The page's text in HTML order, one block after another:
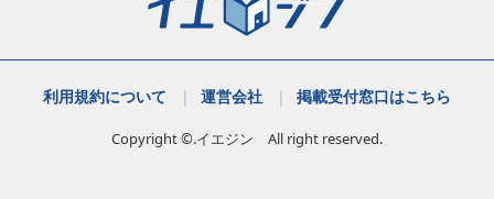
利用規約について 運営会社 掲載受付窓口はこちら
Copyright ©.イエジン All right reserved.